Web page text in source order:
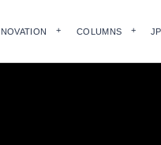
COLUMNS